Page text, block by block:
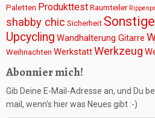
Paletten Produkttest Raumteiler
shabby chic Sicherheit Sonstige
Upcycling Wandhalterung Gitarre
Weihnachten WerkstattWerkzeug
Abonnier mich!
Gib Deine E-Mail-Adresse an, und Du
mail, wenn's hier was Neues gibt :-)